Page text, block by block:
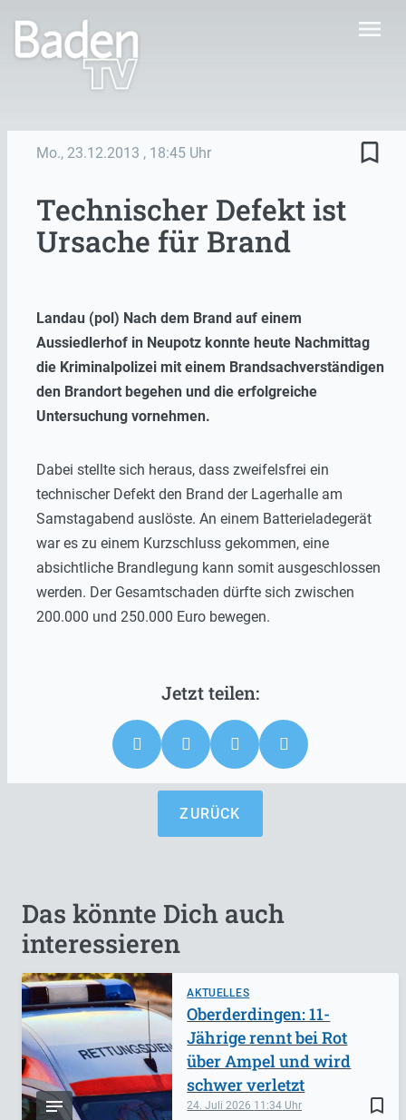
menu
Mo., 23.12.2013 , 18:45 Uhr bookmark_border
Technischer Defekt ist
Ursache für Brand
Landau (pol) Nach dem Brand auf einem
Aussiedlerhof in Neupotz konnte heute Nachmittag
die Kriminalpolizei mit einem Brandsachverständigen
den Brandort begehen und die erfolgreiche
Untersuchung vornehmen.
Dabei stellte sich heraus, dass zweifelsfrei ein
technischer Defekt den Brand der Lagerhalle am
Samstagabend auslöste. An einem Batterieladegerät
war es zu einem Kurzschluss gekommen, eine
absichtliche Brandlegung kann somit ausgeschlossen
werden. Der Gesamtschaden dürfte sich zwischen
200.000 und 250.000 Euro bewegen.
ZURÜCK
Das könnte Dich auch
interessieren
AKTUELLES
bookmark_border
24. Juli 2026 11:34
Oberderdingen: 11-
Jährige rennt bei Rot
über Ampel und wird
schwer verletzt